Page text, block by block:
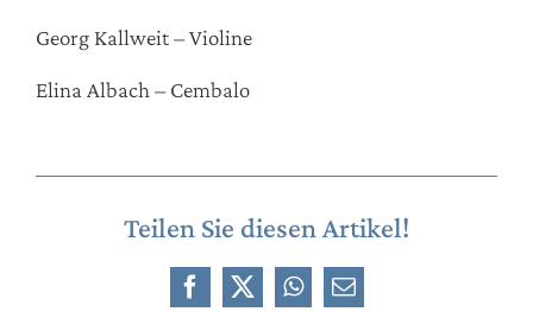
Georg Kallweit – Violine
Elina Albach – Cembalo
Teilen Sie diesen Artikel!
Facebook
X WhatsApp
E-